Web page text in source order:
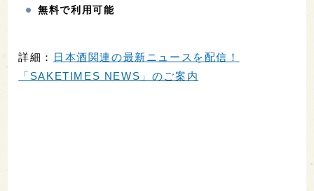
無料で利用可能
詳細： 日本酒関連の最新ニュースを配信！
「SAKETIMES NEWS」のご案内